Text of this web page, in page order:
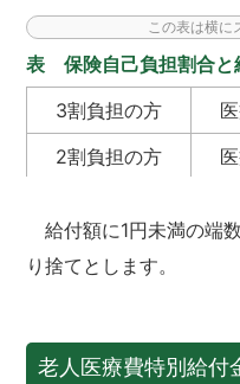
表 保険自己負担割合と
3割負担の方
医
2割負担の方
医
給付額に1円未満の端
り捨てとします。
老人医療費特別給付